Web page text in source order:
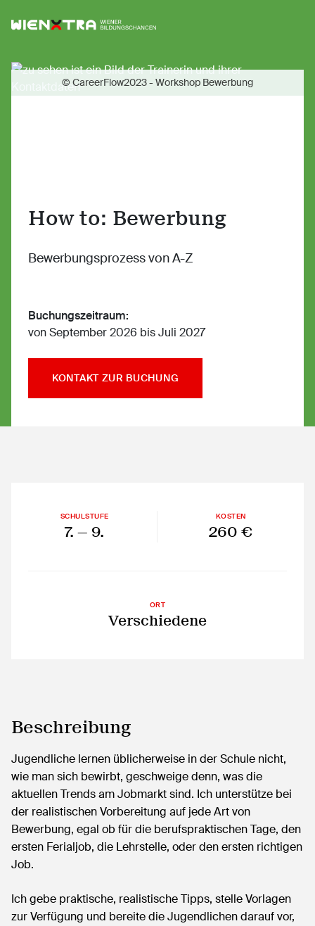
Logo Wiener Bildungschancen
How to: Bewerbung
Bewerbungsprozess von A-Z
Buchungszeitraum:
von September 2026 bis Juli 2027
KONTAKT ZUR BUCHUNG
© CareerFlow2023 - Workshop Bewerbung
SCHULSTUFE
7. — 9.
KOSTEN
260 €
ORT
Verschiedene
Beschreibung
Jugendliche lernen üblicherweise in der Schule nicht,
wie man sich bewirbt, geschweige denn, was die
aktuellen Trends am Jobmarkt sind. Ich unterstütze bei
der realistischen Vorbereitung auf jede Art von
Bewerbung, egal ob für die berufspraktischen Tage, den
ersten Ferialjob, die Lehrstelle, oder den ersten richtigen
Job.
Ich gebe praktische, realistische Tipps, stelle Vorlagen
zur Verfügung und bereite die Jugendlichen darauf vor,